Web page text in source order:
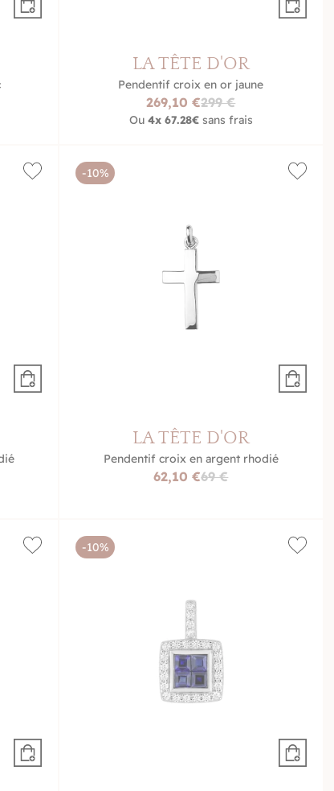
LA TÊTE D'OR
Pendentif croix en or jaune
269,10 €299 €
Ou 4x 67.28€sans frais
-10%
LA TÊTE D'OR
Pendentif croix en argent rhodié
62,10 €69 €
-10%